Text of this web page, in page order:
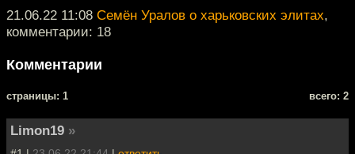
21.06.22 11:08 Семён Уралов о харьковских элитах,
комментарии: 18
Комментарии
cтраницы: 1 всего: 2
Limon19 »